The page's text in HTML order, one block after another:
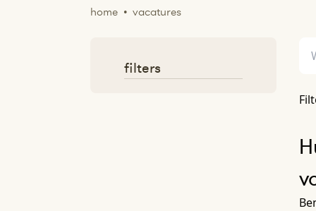
home • vacatures
filters